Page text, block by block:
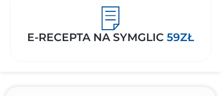
E-RECEPTA NA SYMGLIC 59ZŁ